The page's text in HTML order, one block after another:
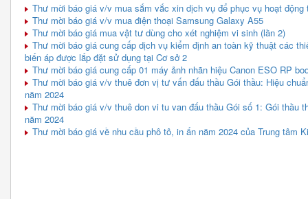
Thư mời báo giá v/v mua sắm vắc xin dịch vụ để phục vụ hoạt động
Thư mời báo giá v/v mua điện thoại Samsung Galaxy A55
Thư mời báo giá mua vật tư dùng cho xét nghiệm vi sinh (lần 2)
Thư mời báo giá cung cấp dịch vụ kiểm định an toàn kỹ thuật các
biến áp được lắp đặt sử dụng tại Cơ sở 2
Thư mời báo giá cung cấp 01 máy ảnh nhãn hiệu Canon ESO RP
Thư mời báo giá v/v thuê đơn vị tư vấn đấu thầu Gói thầu: Hiệu
năm 2024
Thư mời báo giá v/v thuê don vi tu van đấu thầu Gói số 1: Gói thầu
năm 2024
Thư mời báo giá về nhu cầu phô tô, in ấn năm 2024 của Trung tâm